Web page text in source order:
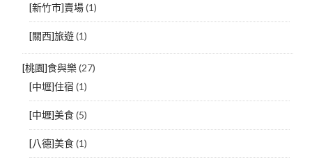
[新竹市]賣場(1)
[關西]旅遊(1)
[桃園]食與樂(27)
[中壢]住宿 (1)
[中壢]美食(5)
[八德]美食(1)